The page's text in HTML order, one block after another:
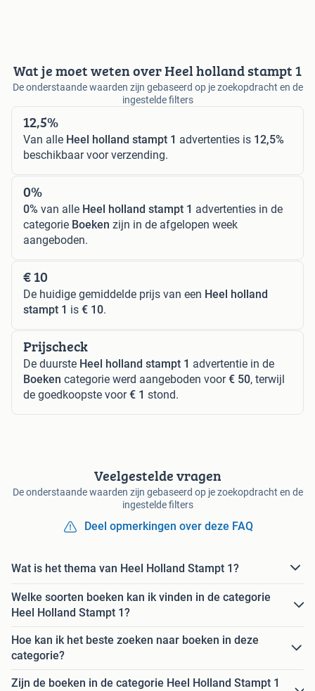
Wat je moet weten over Heel holland stampt 1
De onderstaande waarden zijn gebaseerd op je zoekopdracht en de
ingestelde filters
12,5%
Van alle Heel holland stampt 1 advertenties is 12,5%
beschikbaar voor verzending.
0%
0% van alle Heel holland stampt 1 advertenties in de
categorie Boeken zijn in de afgelopen week
aangeboden.
€ 10
De huidige gemiddelde prijs van een Heel holland
stampt 1 is € 10.
Prijscheck
De duurste Heel holland stampt 1 advertentie in de
Boeken categorie werd aangeboden voor€ 50, terwijl
de goedkoopste voor€ 1 stond.
Veelgestelde vragen
De onderstaande waarden zijn gebaseerd op je zoekopdracht en de
ingestelde filters
Deel opmerkingen over deze FAQ
Wat is het thema van Heel Holland Stampt 1?
Welke soorten boeken kan ik vinden in de categorie
Heel Holland Stampt 1?
Hoe kan ik het beste zoeken naar boeken in deze
categorie?
Zijn de boeken in de categorie Heel Holland Stampt 1